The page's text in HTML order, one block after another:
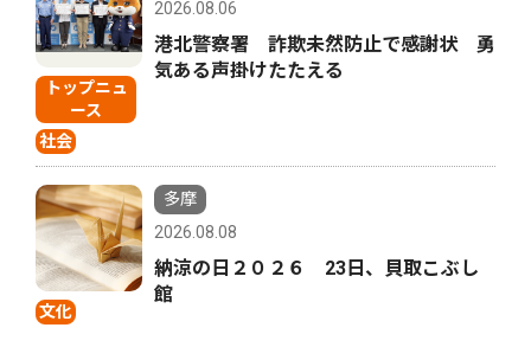
トップニュ
ース
社会
2026.08.06
港北警察署 詐欺未然防止で感謝状 勇
気ある声掛けたたえる
文化
多摩
2026.08.08
納涼の日２０２６ 23日、貝取こぶし
館